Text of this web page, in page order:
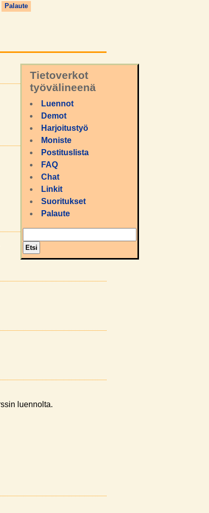
Palaute
Tietoverkot
työvälineenä
Luennot
Demot
Harjoitustyö
Moniste
Postituslista
FAQ
Chat
Linkit
Suoritukset
Palaute
luennolta.